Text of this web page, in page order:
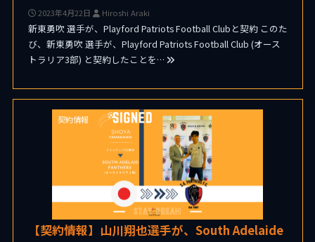
2023年4月22日 Hiroshi Araki
新東勇吹 選手が、Playford Patriots Football Clubと契約 このた
び、新東勇吹 選手が、Playford Patriots Football Club (オース
トラリア3部) と契約したことを…
契約情報
【契約情報】山川翔也選手が、South Adelaide